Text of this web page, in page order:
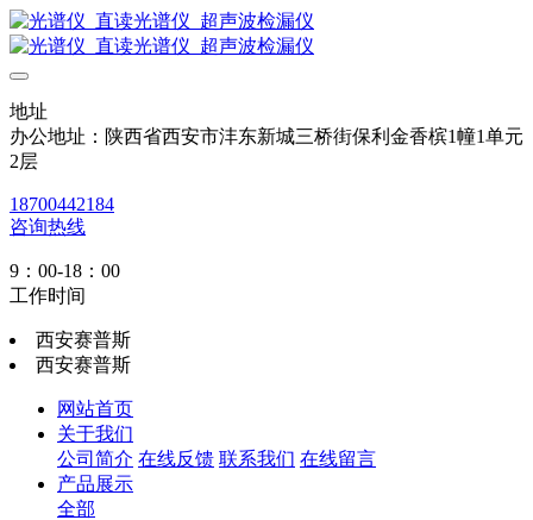
地址
办公地址：陕西省西安市沣东新城三桥街保利金香槟1幢1单元
2层
18700442184
咨询热线
9：00-18：00
工作时间
西安赛普斯
西安赛普斯
网站首页
关于我们
公司简介 在线反馈 联系我们 在线留言
产品展示
全部